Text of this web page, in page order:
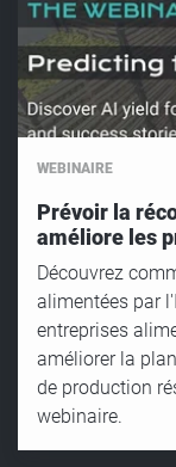
WEBINAIRE
Prévoir la
améliore les
Découvrez
alimentées par
entreprises
améliorer la
de production
webinaire.